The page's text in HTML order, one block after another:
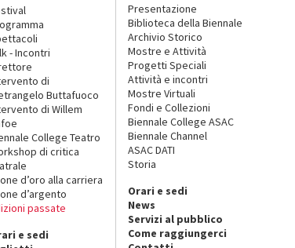
- Incontri
di
Buttafuoco
di Willem
College Teatro
di critica
d’oro alla carriera
d’argento
passate
e sedi
Presentazione
Biblioteca della Biennale
Archivio Storico
Mostre e Attività
Progetti Speciali
Attività e incontri
Mostre Virtuali
Fondi e Collezioni
Biennale College ASAC
Biennale Channel
ASAC DATI
Storia
Orari e sedi
News
Servizi al pubblico
Come raggiungerci